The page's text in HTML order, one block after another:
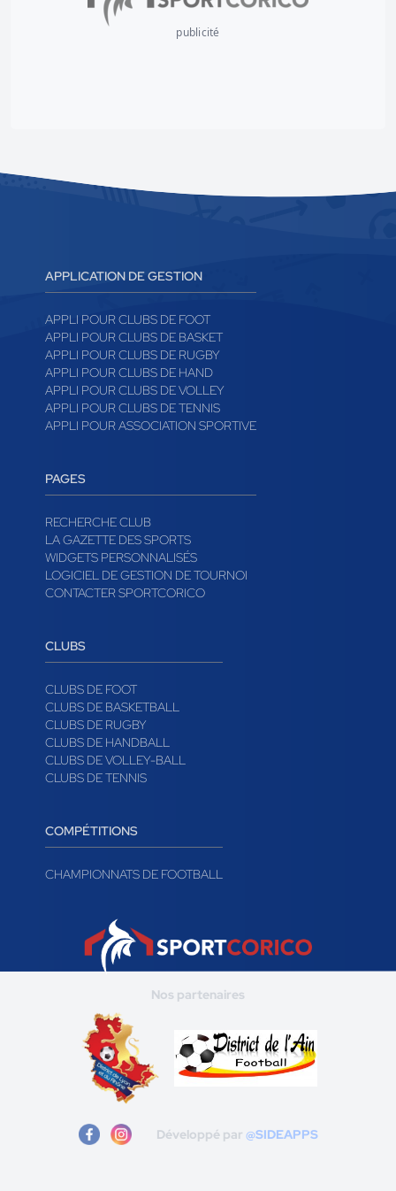
publicité
APPLICATION DE GESTION
APPLI POUR CLUBS DE FOOT
APPLI POUR CLUBS DE BASKET
APPLI POUR CLUBS DE RUGBY
APPLI POUR CLUBS DE HAND
APPLI POUR CLUBS DE VOLLEY
APPLI POUR CLUBS DE TENNIS
APPLI POUR ASSOCIATION SPORTIVE
PAGES
RECHERCHE CLUB
LA GAZETTE DES SPORTS
WIDGETS PERSONNALISÉS
LOGICIEL DE GESTION DE TOURNOI
CONTACTER SPORTCORICO
CLUBS
CLUBS DE FOOT
CLUBS DE BASKETBALL
CLUBS DE RUGBY
CLUBS DE HANDBALL
CLUBS DE VOLLEY-BALL
CLUBS DE TENNIS
COMPÉTITIONS
CHAMPIONNATS DE FOOTBALL
Nos partenaires
Développé par @SIDEAPPS